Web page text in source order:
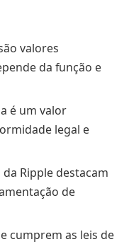
valores
da função e
é um valor
legal e
Ripple destacam
de
cumprem as leis de